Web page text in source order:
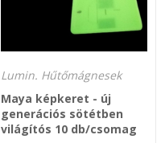
Lumin. Hűtőmágnesek
Maya képkeret - új
generációs sötétben
világítós 10 db/csomag